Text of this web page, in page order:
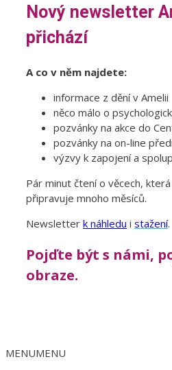
Nový newsletter
přichází
A co v něm najdete:
informace z dění v Amelii
něco málo o
pozvánky na akce do
pozvánky na on-line
výzvy k zapojení a
Pár minut čtení o věcech,
připravuje mnoho měsíců.
Newsletter k náhledu i stažení.
Pojďte být s námi,
obraze.
MENUMENU